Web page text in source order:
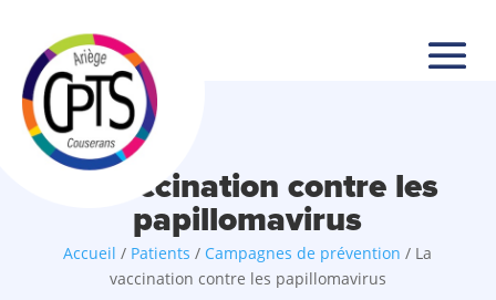
La vaccination contre les
papillomavirus
Accueil / Patients / Campagnes de prévention / La
vaccination contre les papillomavirus